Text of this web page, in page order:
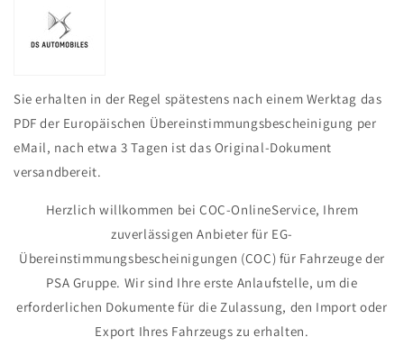
Sie erhalten in der Regel spätestens nach einem Werktag das
PDF der Europäischen Übereinstimmungsbescheinigung per
eMail, nach etwa 3 Tagen ist das Original-Dokument
versandbereit.
Herzlich willkommen bei COC-OnlineService, Ihrem
zuverlässigen Anbieter für EG-
Übereinstimmungsbescheinigungen (COC) für Fahrzeuge der
PSA Gruppe. Wir sind Ihre erste Anlaufstelle, um die
erforderlichen Dokumente für die Zulassung, den Import oder
Export Ihres Fahrzeugs zu erhalten.